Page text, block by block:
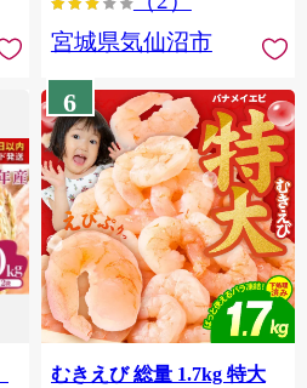
宮城県気仙沼市
6
むきえび 総量 1.7kg 特大